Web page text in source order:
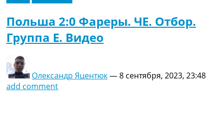
Польша 2:0 Фареры. ЧЕ. Отбор.
Группа E. Видео
Олександр Яцентюк—8 сентября, 2023, 23:48
add comment